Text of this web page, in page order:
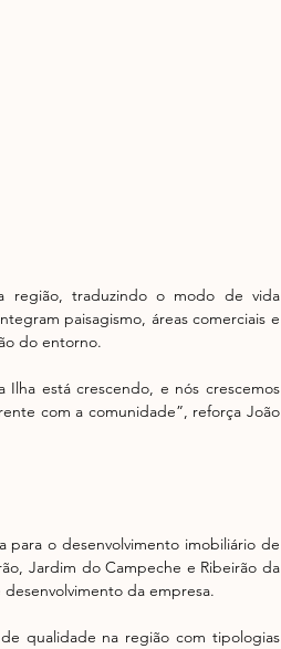
região, traduzindo o modo de vida
paisagismo, áreas comerciais e
do entorno.
está crescendo, e nós crescemos
com a comunidade”, reforça João
para o desenvolvimento imobiliário de
Jardim do Campeche e Ribeirão da
da empresa.
qualidade na região com tipologias